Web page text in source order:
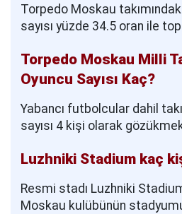
Torpedo Moskau
sayısı yüzde 34.5 oran ile
Torpedo Moskau Milli
Oyuncu Sayısı Kaç?
Yabancı futbolcular dahil
sayısı 4 kişi olarak
Luzhniki Stadium kaç
Resmi stadı Luzhniki
Moskau kulübünün